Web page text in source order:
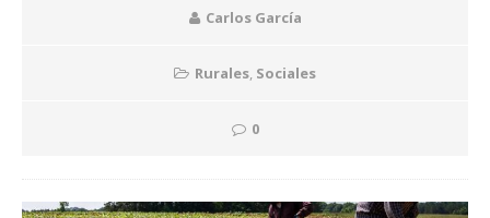
Carlos García
Rurales, Sociales
0